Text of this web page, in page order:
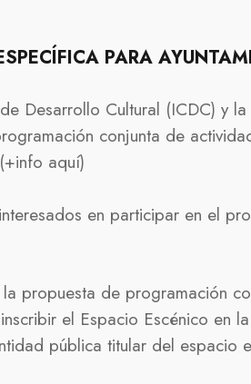
PARA
Desarrollo Cultural (ICDC) y
conjunta de
aquí)
en participar en el
propuesta de programación
el Espacio Escénico en
pública titular del espacio